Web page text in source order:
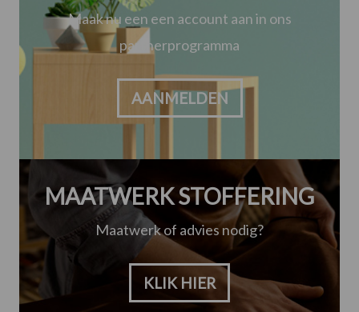
Maak nu een een account aan in ons
partnerprogramma
AANMELDEN
MAATWERK STOFFERING
Maatwerk of advies nodig?
KLIK HIER